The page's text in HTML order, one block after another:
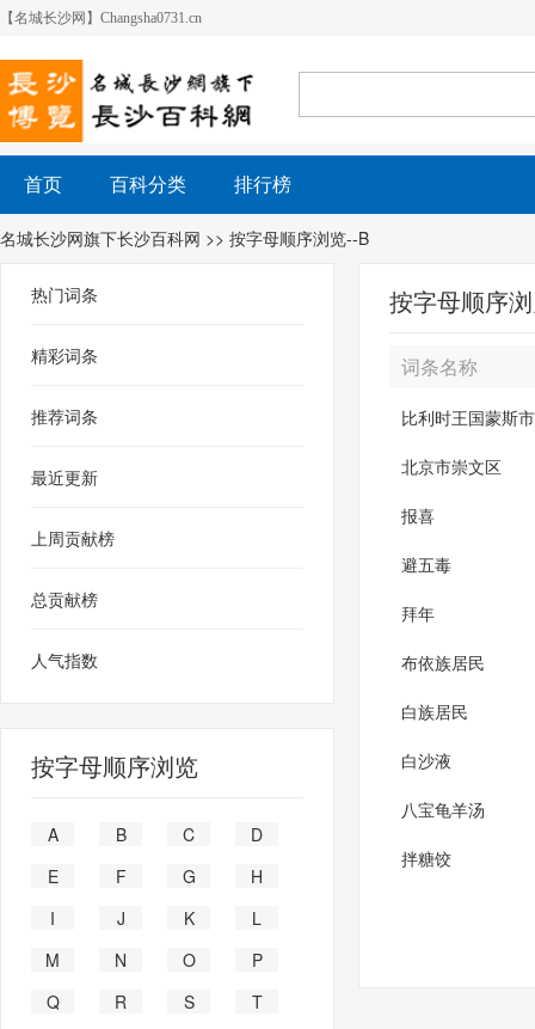
【名城长沙网】Changsha0731.cn
首页 百科分类 排行榜
名城长沙网旗下长沙百科网 >> 按字母顺序浏览--B
按字母顺序
词条名称
比利时王国蒙斯市
北京市崇文区
报喜
避五毒
拜年
布依族居民
白族居民
白沙液
八宝龟羊汤
拌糖饺
热门词条
精彩词条
推荐词条
最近更新
上周贡献榜
总贡献榜
人气指数
按字母顺序浏览
A B C
D
E
F G
H
I
J K
L
M
N O
P
Q
R S
T